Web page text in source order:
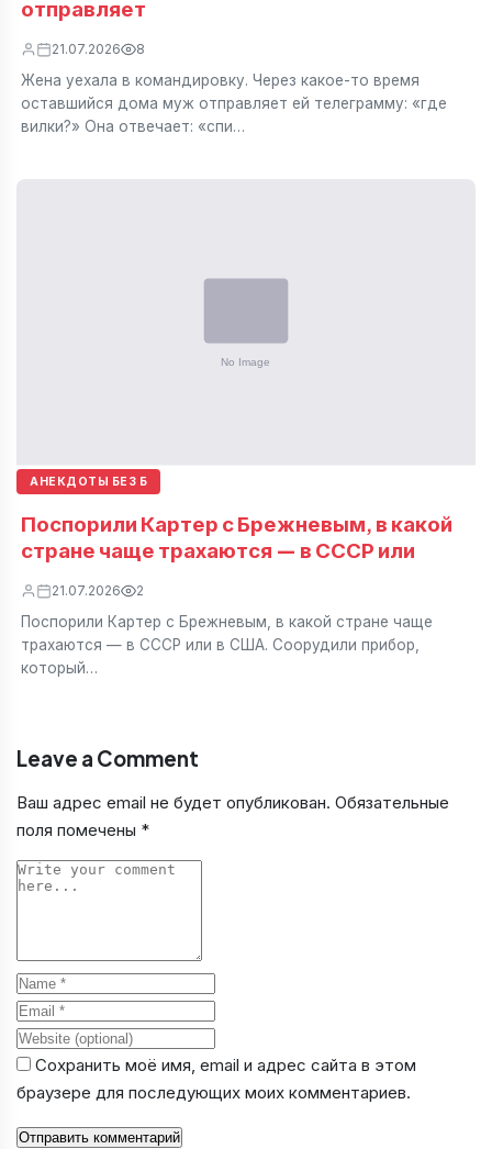
отправляет
21.07.2026 8
Жена уехала в командировку. Через какое-то время
оставшийся дома муж отправляет ей телеграмму: «где
вилки?» Она отвечает: «спи…
АНЕКДОТЫ БЕЗ Б
Поспорили Картер с Брежневым, в какой
стране чаще трахаются — в СССР или
21.07.2026 2
Поспорили Картер с Брежневым, в какой стране чаще
трахаются — в СССР или в США. Соорудили прибор,
который…
Leave a Comment
Ваш адрес email не будет опубликован. Обязательные
поля помечены *
Comment
Name
Email
Website
Сохранить моё имя, email и адрес сайта в этом
браузере для последующих моих комментариев.
Отправить комментарий